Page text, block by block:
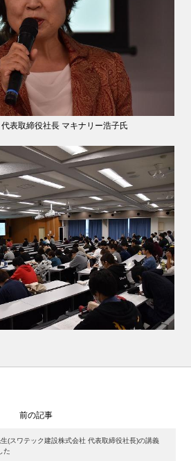
表取締役社長 マキナリー浩子氏
前の記事
(スワテック建設株式会社 代表取締役社長)の講義
た